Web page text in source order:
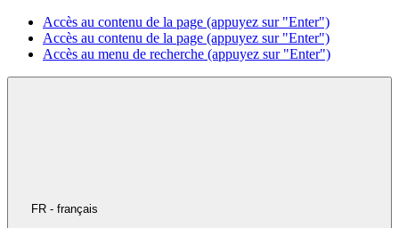
Accès au contenu de la page (appuyez sur "Enter")
Accès au contenu de la page (appuyez sur "Enter")
Accès au menu de recherche (appuyez sur "Enter")
FR - français